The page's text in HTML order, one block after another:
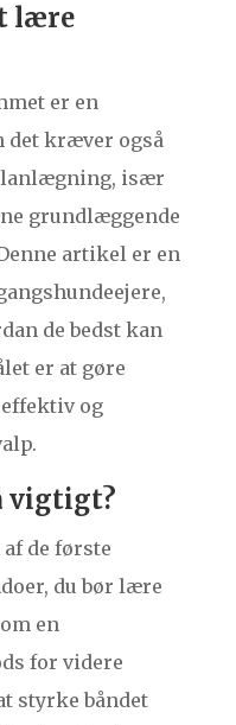
lære
er en
det kræver også
især
grundlæggende
artikel er en
de bedst kan
er at gøre
og
vigtigt?
de første
du bør lære
en
for videre
styrke båndet